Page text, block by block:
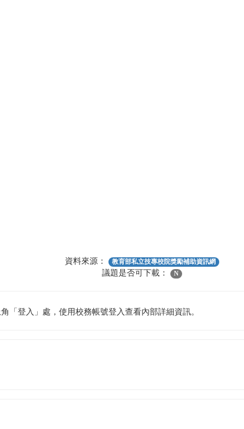
資料來源： 教育部私立技專校院獎勵補助資訊網
議題是否可下載： N
「登入」處，使用校務帳號登入查看內部詳細資訊。